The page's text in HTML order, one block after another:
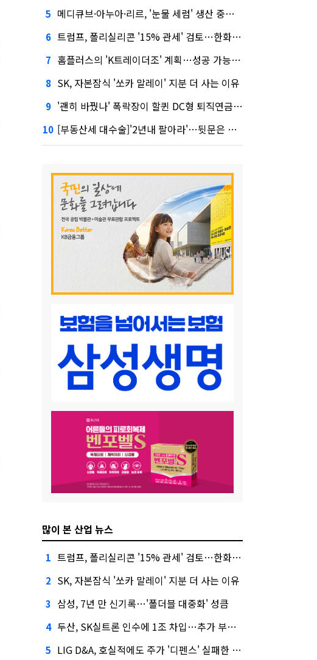
5 메디큐브·아누아·리르, '눈물 세럼' 생산 중단한다
6 트럼프, 폴리실리콘 '15% 관세' 검토…한화큐셀·OCI 영향은?
7 홈플러스의 'K트레이더조' 계획…성공 가능성은 '글쎄'
8 SK, 자본잠식 '쏘카 말레이' 지분 더 사는 이유
9 '괜히 바꿨나' 폭락장이 할퀸 DC형 퇴직연금…전문가 조언은
10 [부동산세 대수술]'2년내 팔아라'…뒷문은 열었다
많이 본 산업 뉴스
1 트럼프, 폴리실리콘 '15% 관세' 검토…한화큐셀·OCI 영향은?
2 SK, 자본잠식 '쏘카 말레이' 지분 더 사는 이유
3 삼성, 7년 만 신기록…'폴더블 대중화' 성큼
4 두산, SK실트론 인수에 1조 차입…추가 부담은?
5 LIG D&A, 호실적에도 주가 '디펜스' 실패한 이유